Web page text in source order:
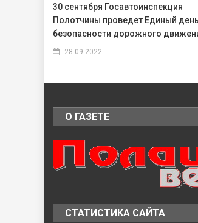
30 сентября Госавтоинспекция
Полотчины проведет Единый день
безопасности дорожного
28.09.2022
О ГАЗЕТЕ
СТАТИСТИКА САЙТА